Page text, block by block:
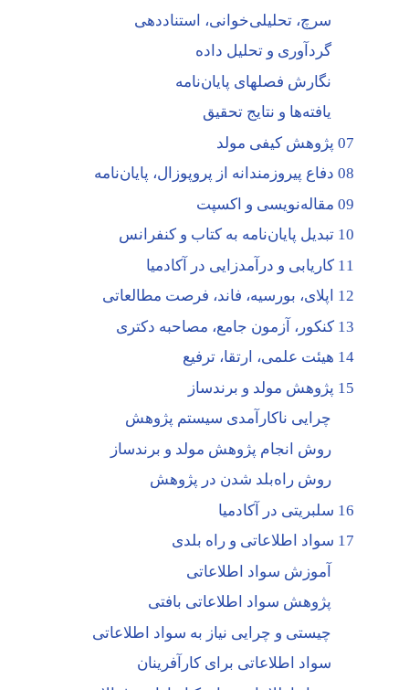
سرچ، تحلیلی‌خوانی، استناددهی
گردآوری و تحلیل داده
نگارش فصلهای پایان‌نامه
یافته‌ها و نتایج تحقیق
07 پژوهش کیفی مولد
08 دفاع پیروزمندانه از پروپوزال، پایان‌نامه
09 مقاله‌نویسی و اکسپت
10 تبدیل پایان‌نامه به کتاب و کنفرانس
11 کاریابی و درآمدزایی در آکادمیا
12 اپلای، بورسیه، فاند، فرصت مطالعاتی
13 کنکور، آزمون جامع، مصاحبه دکتری
14 هیئت علمی، ارتقا، ترفیع
15 پژوهش مولد و برندساز
چرایی ناکارآمدی سیستم پژوهش
روش انجام پژوهش مولد و برندساز
روش راه‌بلد شدن در پژوهش
16 سلبریتی در آکادمیا
17 سواد اطلاعاتی و راه بلدی
آموزش سواد اطلاعاتی
پژوهش سواد اطلاعاتی بافتی
چیستی و چرایی نیاز به سواد اطلاعاتی
سواد اطلاعاتی برای کارآفرینان